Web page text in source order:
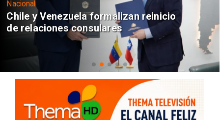
Nacional
Chile y Venezuela formalizan reinicio
de relaciones consulares